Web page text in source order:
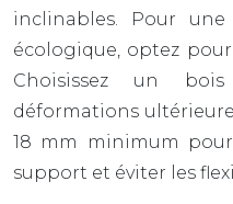
inclinables. Pour
écologique, optez
Choisissez un
déformations
18 mm
minimum
support et éviter les